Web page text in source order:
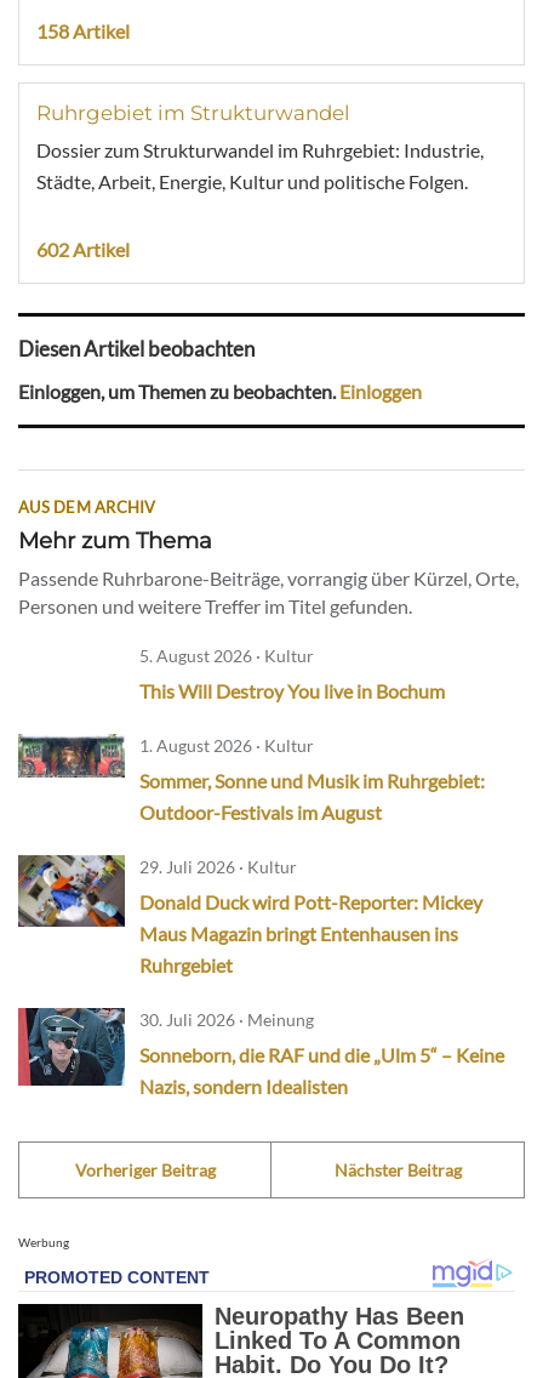
158 Artikel
Ruhrgebiet im Strukturwandel
Dossier zum Strukturwandel im Ruhrgebiet: Industrie,
Städte, Arbeit, Energie, Kultur und politische Folgen.
602 Artikel
Diesen Artikel beobachten
Einloggen, um Themen zu beobachten.Einloggen
AUS DEM ARCHIV
Mehr zum Thema
Passende Ruhrbarone-Beiträge, vorrangig über Kürzel, Orte,
Personen und weitere Treffer im Titel gefunden.
5. August 2026 · Kultur
This Will Destroy You live in Bochum
1. August 2026 · Kultur
Sommer, Sonne und Musik im Ruhrgebiet:
Outdoor-Festivals im August
29. Juli 2026 · Kultur
Donald Duck wird Pott-Reporter: Mickey
Maus Magazin bringt Entenhausen ins
Ruhrgebiet
30. Juli 2026 · Meinung
Sonneborn, die RAF und die „Ulm 5“ – Keine
Nazis, sondern Idealisten
Vorheriger Beitrag Nächster Beitrag
Werbung